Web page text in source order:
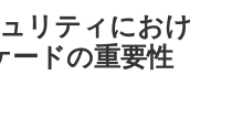
リティにおけ
ードの重要性